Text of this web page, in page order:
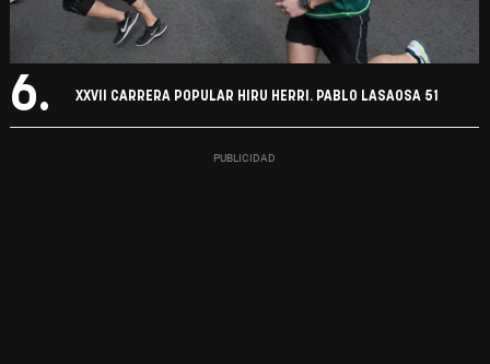
6. XXVII CARRERA POPULAR HIRU HERRI. PABLO LASAOSA 51